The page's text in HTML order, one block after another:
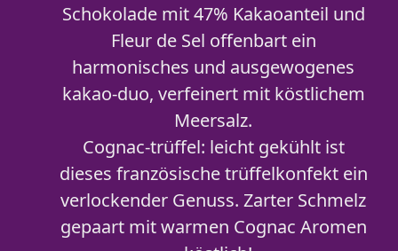
Schokolade mit 47% Kakaoanteil und
Fleur de Sel offenbart ein
harmonisches und ausgewogenes
kakao-duo, verfeinert mit köstlichem
Meersalz.
Cognac-trüffel: leicht gekühlt ist
dieses französische trüffelkonfekt ein
verlockender Genuss. Zarter Schmelz
gepaart mit warmen Cognac Aromen